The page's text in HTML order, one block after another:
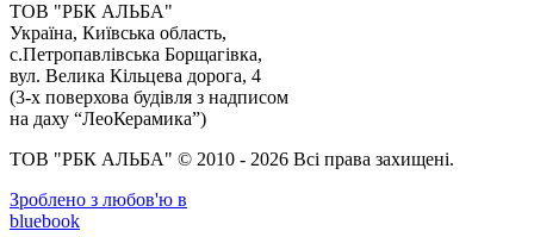
ТОВ "РБК АЛЬБА"
Україна, Київська область,
с.Петропавлівська Борщагівка,
вул. Велика Кільцева дорога, 4
(3-х поверхова будівля з надписом
на даху “ЛеоКерамика”)
ТОВ "РБК АЛЬБА" © 2010 - 2026 Всі права захищені.
Зроблено з любов'ю в
bluebook